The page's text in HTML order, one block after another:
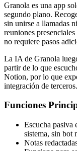
Granola es una app
segundo plano.
sin unirse a llamadas
reuniones
no requiere pasos
La IA de Granola
partir de lo que
Notion, por lo que
integración de terceros.
Funciones
Escucha pasiva
sistema, sin bot
Notas